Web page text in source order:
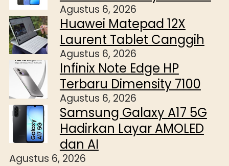
Agustus 6, 2026
Huawei Matepad 12X
Laurent Tablet Canggih
Agustus 6, 2026
Infinix Note Edge HP
Terbaru Dimensity 7100
Agustus 6, 2026
Samsung Galaxy A17 5G
Hadirkan Layar AMOLED
dan AI
Agustus 6, 2026